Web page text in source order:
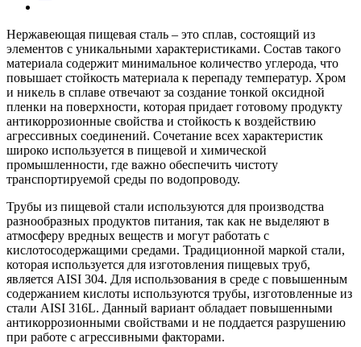
Нержавеющая пищевая сталь – это сплав, состоящий из
элементов с уникальными характеристиками. Состав такого
материала содержит минимальное количество углерода, что
повышает стойкость материала к перепаду температур. Хром
и никель в сплаве отвечают за создание тонкой оксидной
пленки на поверхности, которая придает готовому продукту
антикоррозионные свойства и стойкость к воздействию
агрессивных соединений. Сочетание всех характеристик
широко используется в пищевой и химической
промышленности, где важно обеспечить чистоту
транспортируемой среды по водопроводу.
Трубы из пищевой стали используются для производства
разнообразных продуктов питания, так как не выделяют в
атмосферу вредных веществ и могут работать с
кислотосодержащими средами. Традиционной маркой стали,
которая используется для изготовления пищевых труб,
является AISI 304. Для использования в среде с повышенным
содержанием кислоты используются трубы, изготовленные из
стали AISI 316L. Данный вариант обладает повышенными
антикоррозионными свойствами и не поддается разрушению
при работе с агрессивными факторами.